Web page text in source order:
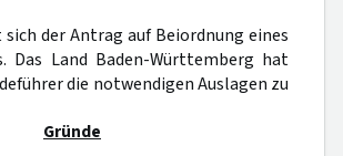
der Antrag auf Beiordnung eines
Das Land Baden-Württemberg hat
die notwendigen Auslagen zu
Gründe